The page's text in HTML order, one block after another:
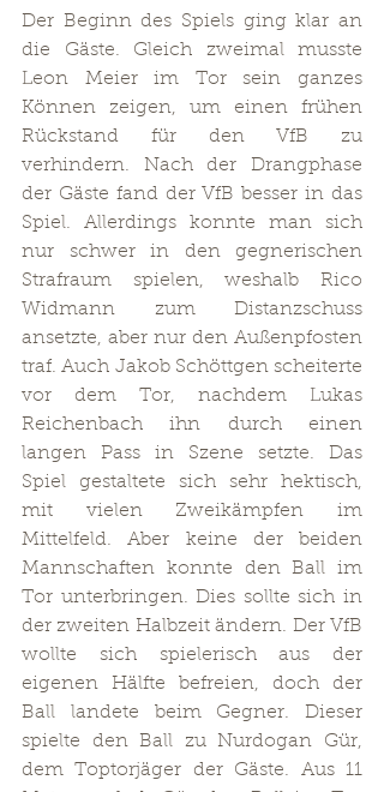
Der Beginn des Spiels ging klar an
die Gäste. Gleich zweimal musste
Leon Meier im Tor sein ganzes
Können zeigen, um einen frühen
Rückstand für den VfB zu
verhindern. Nach der Drangphase
der Gäste fand der VfB besser in das
Spiel. Allerdings konnte man sich
nur schwer in den gegnerischen
Strafraum spielen, weshalb Rico
Widmann zum Distanzschuss
ansetzte, aber nur den Außenpfosten
traf. Auch Jakob Schöttgen scheiterte
vor dem Tor, nachdem Lukas
Reichenbach ihn durch einen
langen Pass in Szene setzte. Das
Spiel gestaltete sich sehr hektisch,
mit vielen Zweikämpfen im
Mittelfeld. Aber keine der beiden
Mannschaften konnte den Ball im
Tor unterbringen. Dies sollte sich in
der zweiten Halbzeit ändern. Der VfB
wollte sich spielerisch aus der
eigenen Hälfte befreien, doch der
Ball landete beim Gegner. Dieser
spielte den Ball zu Nurdogan Gür,
dem Toptorjäger der Gäste. Aus 11